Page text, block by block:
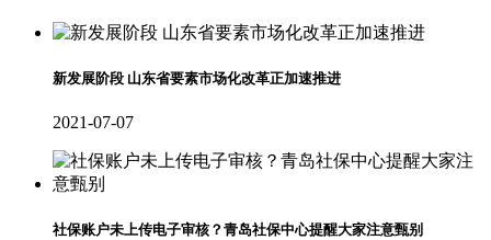
新发展阶段 山东省要素市场化改革正加速推进
2021-07-07
社保账户未上传电子审核？青岛社保中心提醒大家注意甄别